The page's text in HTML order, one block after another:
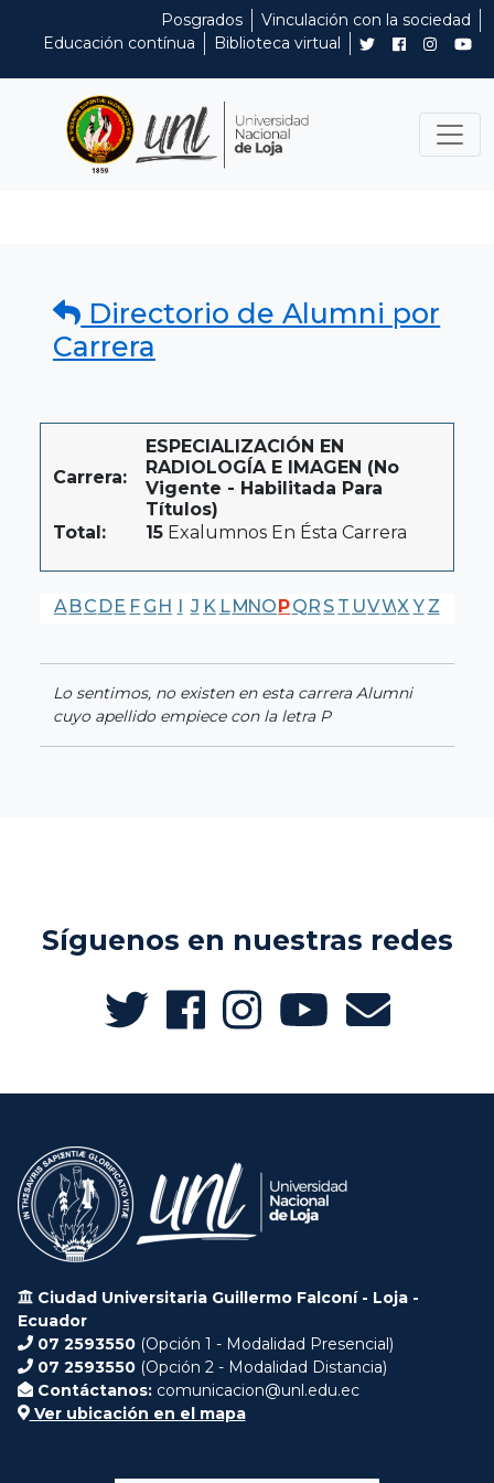
Posgrados
Vinculación con la sociedad
Educación contínua
Biblioteca virtual
Directorio de Alumni por
Carrera
Carrera:
ESPECIALIZACIÓN EN
RADIOLOGÍA E IMAGEN (No
Vigente - Habilitada Para
Títulos)
Total:
15 Exalumnos En Ésta Carrera
A BC DE F G H I J K LMNOPQR S T UVWX Y Z
Lo sentimos, no existen en esta carrera Alumni
cuyo apellido empiece con la letra P
Síguenos en nuestras redes
Ciudad Universitaria Guillermo Falconí - Loja -
Ecuador
07 2593550 (Opción 1 - Modalidad Presencial)
07 2593550 (Opción 2 - Modalidad Distancia)
Contáctanos: comunicacion@unl.edu.ec
Ver ubicación en el mapa